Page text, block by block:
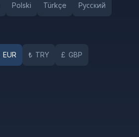
Polski Türkçe Pусский
EUR ₺ TRY £ GBP